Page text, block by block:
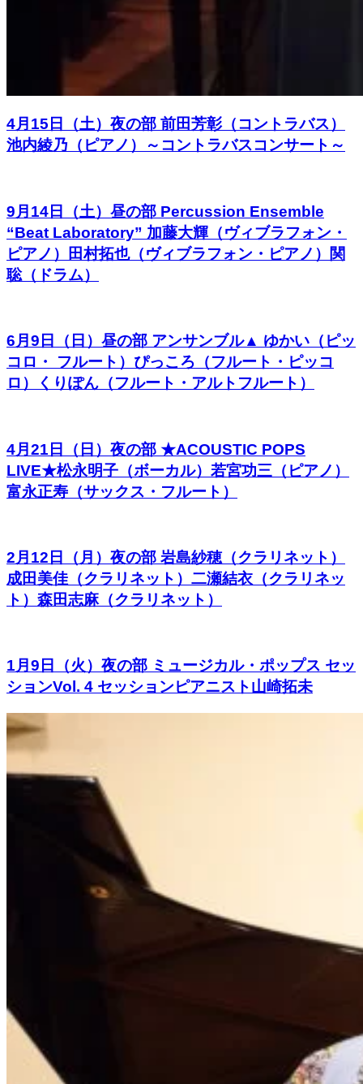
4月15日（土）夜の部 前田芳彰（コントラバス）
池内綾乃（ピアノ）～コントラバスコンサート～
9月14日（土）昼の部 Percussion Ensemble
“Beat Laboratory” 加藤大輝（ヴィブラフォン・
ピアノ）田村拓也（ヴィブラフォン・ピアノ）関
聡（ドラム）
6月9日（日）昼の部 アンサンブル▲ ゆかい（ピッ
コロ・ フルート）ぴっころ（フルート・ピッコ
ロ）くりぽん（フルート・アルトフルート）
4月21日（日）夜の部 ★ACOUSTIC POPS
LIVE★松永明子（ボーカル）若宮功三（ピアノ）
富永正寿（サックス・フルート）
2月12日（月）夜の部 岩島紗穂（クラリネット）
成田美佳（クラリネット）二瀬結衣（クラリネッ
ト）森田志麻（クラリネット）
1月9日（火）夜の部 ミュージカル・ポップス セッ
ションVol. 4 セッションピアニスト山崎拓未